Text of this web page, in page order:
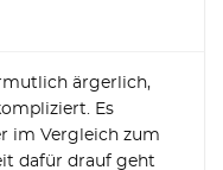
ärgerlich,
Es
im Vergleich zum
dafür drauf geht